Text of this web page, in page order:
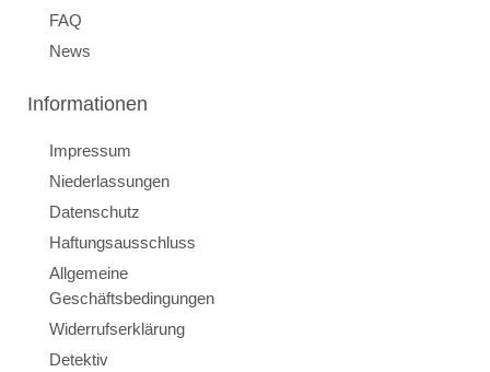
FAQ
News
Informationen
Impressum
Niederlassungen
Datenschutz
Haftungsausschluss
Allgemeine
Geschäftsbedingungen
Widerrufserklärung
Detektiv